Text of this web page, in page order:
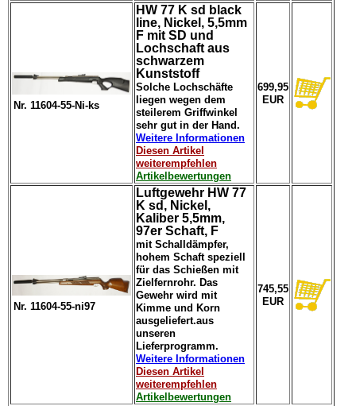
Nr. 11604-55-Ni-ks
HW 77 K sd black
line, Nickel, 5,5mm
F mit SD und
Lochschaft aus
schwarzem
Kunststoff
Solche Lochschäfte
liegen wegen dem
steilerem Griffwinkel
sehr gut in der Hand.
Weitere Informationen
Diesen Artikel
weiterempfehlen
Artikelbewertungen
699,95
EUR
Nr. 11604-55-ni97
Luftgewehr HW 77
K sd, Nickel,
Kaliber 5,5mm,
97er Schaft, F
mit Schalldämpfer,
hohem Schaft speziell
für das Schießen mit
Zielfernrohr. Das
Gewehr wird mit
Kimme und Korn
ausgeliefert.aus
unseren
Lieferprogramm.
Weitere Informationen
Diesen Artikel
weiterempfehlen
Artikelbewertungen
745,55
EUR